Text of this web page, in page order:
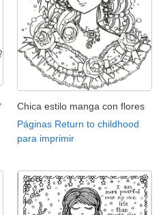
Chica estilo manga con flores
Páginas Return to childhood
para imprimir